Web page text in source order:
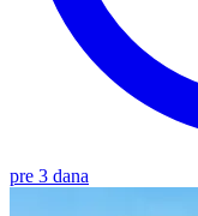
pre 3 dana